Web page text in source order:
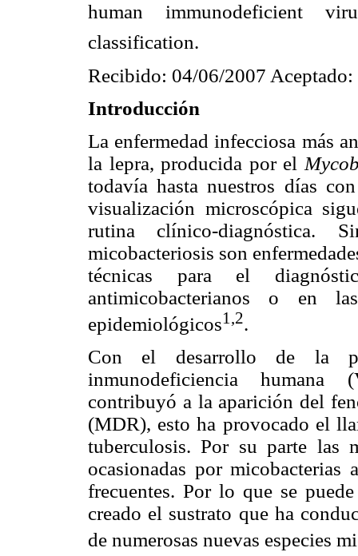
human immunodeficient
classification.
Recibido: 04/06/2007
Introducción
La enfermedad infecciosa más
la lepra, producida por el
todavía hasta nuestros días
visualización microscópica
rutina clínico-diagnóstica.
micobacteriosis son
técnicas para el
antimicobacterianos o en
epidemiológicos1,2.
Con el desarrollo de la
inmunodeficiencia
contribuyó a la aparición del
(MDR), esto ha provocado el
tuberculosis. Por su parte las
ocasionadas por
frecuentes. Por lo que se
creado el sustrato que ha
de numerosas nuevas especies